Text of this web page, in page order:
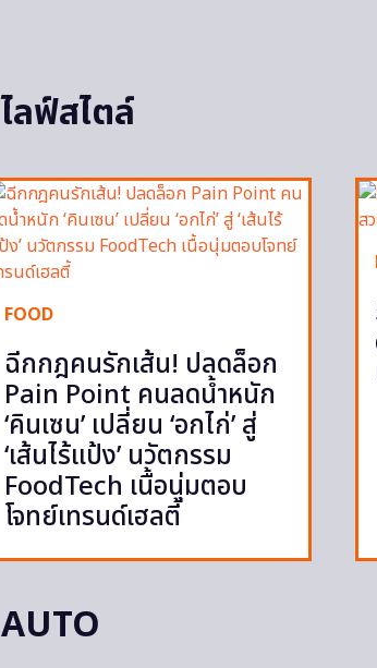
ไลฟ์สไตล์
FOOD
ฉีกกฎคนรักเส้น! ปลดล็อก
Pain Point คนลดน้ำหนัก
‘คินเซน’ เปลี่ยน ‘อกไก่’ สู่
‘เส้นไร้แป้ง’ นวัตกรรม
FoodTech เนื้อนุ่มตอบ
โจทย์เทรนด์เฮลตี้
AUTO